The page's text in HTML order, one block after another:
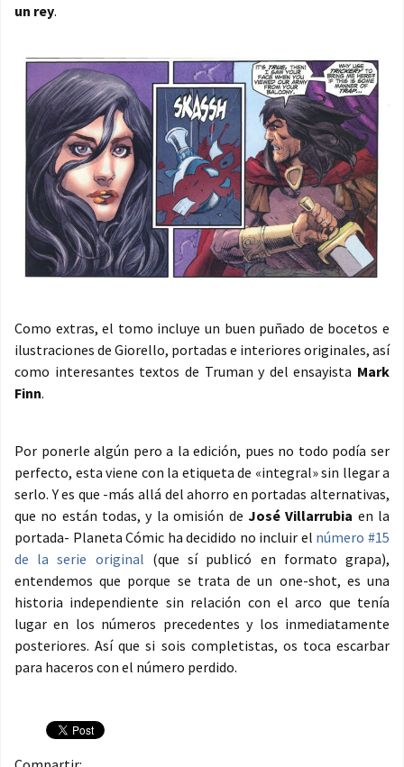
un rey.
Como extras, el tomo incluye un buen puñado de bocetos e
ilustraciones de Giorello, portadas e interiores originales, así
como interesantes textos de Truman y del ensayista Mark
Finn.
Por ponerle algún pero a la edición, pues no todo podía ser
perfecto, esta viene con la etiqueta de «integral» sin llegar a
serlo. Y es que -más allá del ahorro en portadas alternativas,
que no están todas, y la omisión de José Villarrubia en la
portada- Planeta Cómic ha decidido no incluir el número #15
de la serie original (que sí publicó en formato grapa),
entendemos que porque se trata de un one-shot, es una
historia independiente sin relación con el arco que tenía
lugar en los números precedentes y los inmediatamente
posteriores. Así que si sois completistas, os toca escarbar
para haceros con el número perdido.